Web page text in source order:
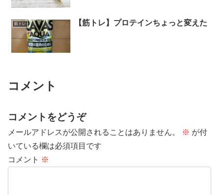
筋トレ 【筋トレ】プロテインちょっと変えた
コメント
コメントをどうぞ
メールアドレスが公開されることはありません。 ※ が付
いている欄は必須項目です
コメント ※